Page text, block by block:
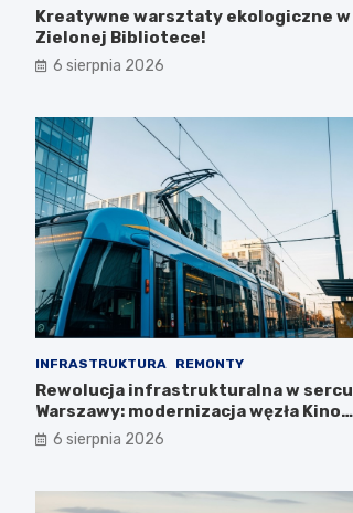
Kreatywne warsztaty ekologiczne w
Zielonej Bibliotece!
6 sierpnia 2026
INFRASTRUKTURA REMONTY
Rewolucja infrastrukturalna w sercu
Warszawy: modernizacja węzła Kino
Femina
6 sierpnia 2026